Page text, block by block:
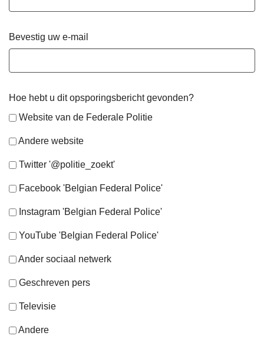
Bevestig uw e-mail
Hoe hebt u dit opsporingsbericht gevonden?
Website van de Federale Politie
Andere website
Twitter '@politie_zoekt'
Facebook 'Belgian Federal Police'
Instagram 'Belgian Federal Police'
YouTube 'Belgian Federal Police'
Ander sociaal netwerk
Geschreven pers
Televisie
Andere